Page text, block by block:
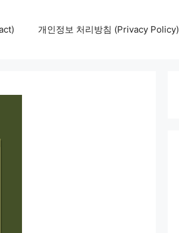
개인정보 처리방침 (Privacy Policy)